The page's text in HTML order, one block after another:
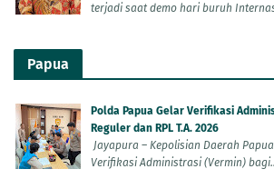
terjadi saat demo hari buruh
Papua
Polda Papua Gelar Verifikasi
Reguler dan RPL T.A. 2026
Jayapura – Kepolisian Daerah
Verifikasi Administrasi (Vermin)